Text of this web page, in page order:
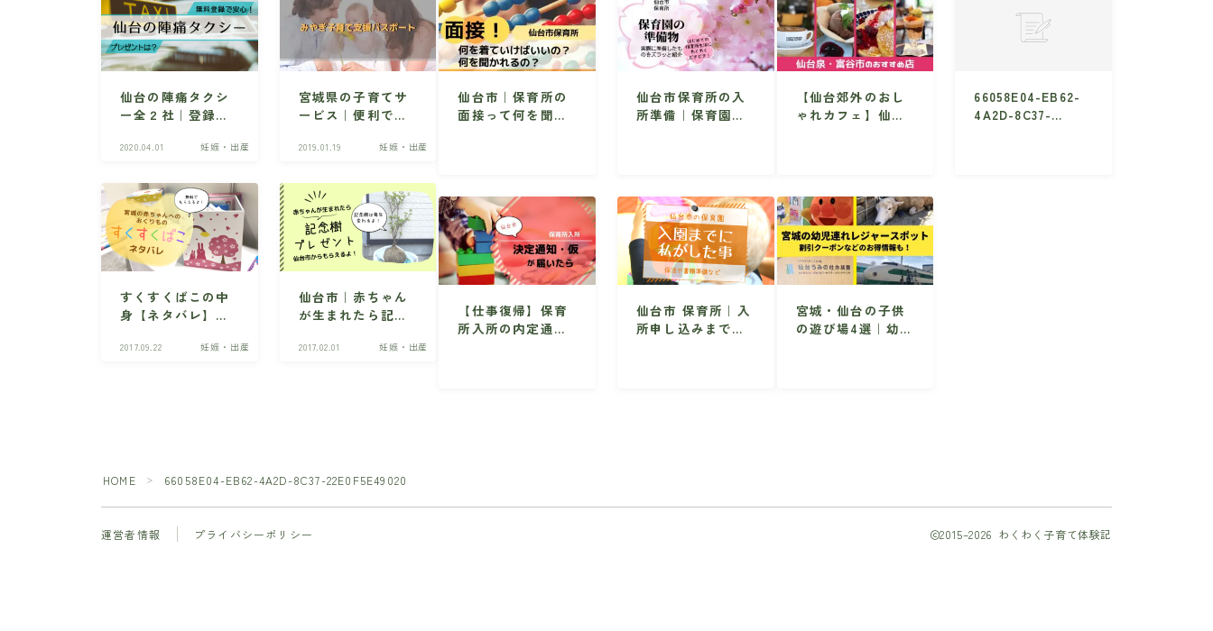
仙台の陣痛タクシ
ー全２社｜登録方
報など
2020.04.01 妊娠・出産
宮城県の子育てサ
ービス｜便利でお
て支援パスポー
2019.01.19 妊娠・出産
すくすくばこの中
身【ネタバレ】宮
贈り物・勧誘はあ
2017.09.22 妊娠・出産
仙台市｜赤ちゃん
が生まれたら記念
募しよう！
2017.02.01 妊娠・出産
仙台市｜保育所の
面接って何を聞か
仙台市保育所の入
所準備｜保育園生
【仕事復帰】保育
所入所の内定通知
仙台市 保育所｜入
所申し込みまでの
【仙台郊外のおし
ゃれカフェ】仙台
66058E04-EB62-
4A2D-8C37-
宮城・仙台の子供
の遊び場4選｜幼児
HOME ＞ 66058E04-EB62-4A2D-8C37-22E0F5E49020
運営者情報 プライバシーポリシー 2015–2026 わくわく子育て体験記